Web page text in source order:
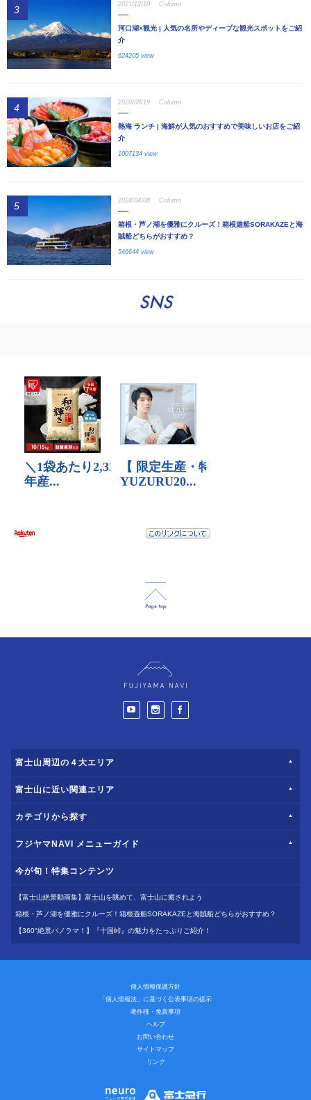
3 2021/12/10 Column
河口湖×観光 | 人気の名所やディープな観光スポットをご紹
介
624205 view
4 2020/08/19 Column
熱海 ランチ | 海鮮が人気のおすすめで美味しいお店をご紹
介
1007134 view
5 2024/04/08 Column
箱根・芦ノ湖を優雅にクルーズ！箱根遊船SORAKAZEと海
賊船どちらがおすすめ？
546644 view
SNS
富士山周辺の４大エリア
富士山に近い関連エリア
カテゴリから探す
フジヤマNAVI メニューガイド
今が旬！特集コンテンツ
【富士山絶景動画集】富士山を眺めて、富士山に癒されよう
箱根・芦ノ湖を優雅にクルーズ！箱根遊船SORAKAZEと海賊船どちらがおすすめ？
【360°絶景パノラマ！】『十国峠』の魅力をたっぷりご紹介！
個人情報保護方針
「個人情報法」に基づく公表事項の提示
著作権・免責事項
ヘルプ
お問い合わせ
サイトマップ
リンク